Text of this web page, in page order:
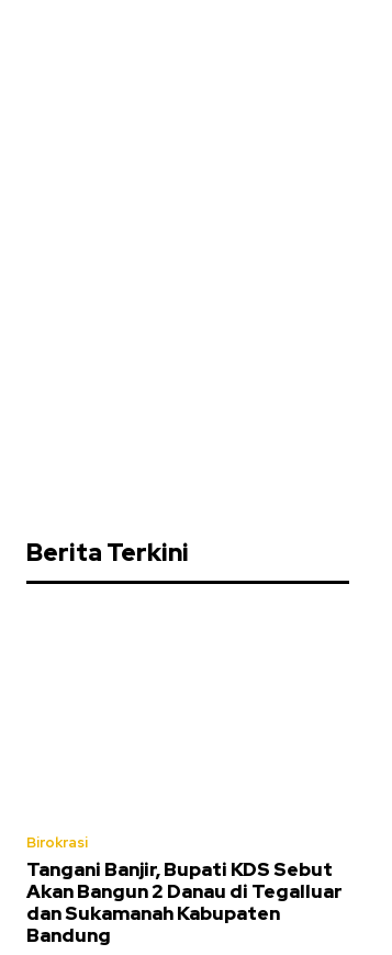
Berita Terkini
Birokrasi
Tangani Banjir, Bupati KDS Sebut
Akan Bangun 2 Danau di Tegalluar
dan Sukamanah Kabupaten
Bandung